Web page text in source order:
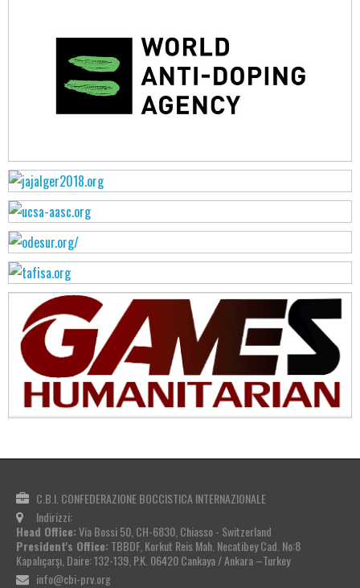
C.B.I. CONFEDERAZIONE BOCCISTICA INTERNAZIONALE
Indirizzi:
Head Office:Via Bossi 50, CH-6830, Chiasso - Switzerland
President's Office: TBBDF, Korkut Reis Mah. Necatibey Cad. No:8
Kapalıçarşı, Daire: 132-139, P.K. 06420 Cankaya / Ankara –Turkey
info@cbi-prv.org